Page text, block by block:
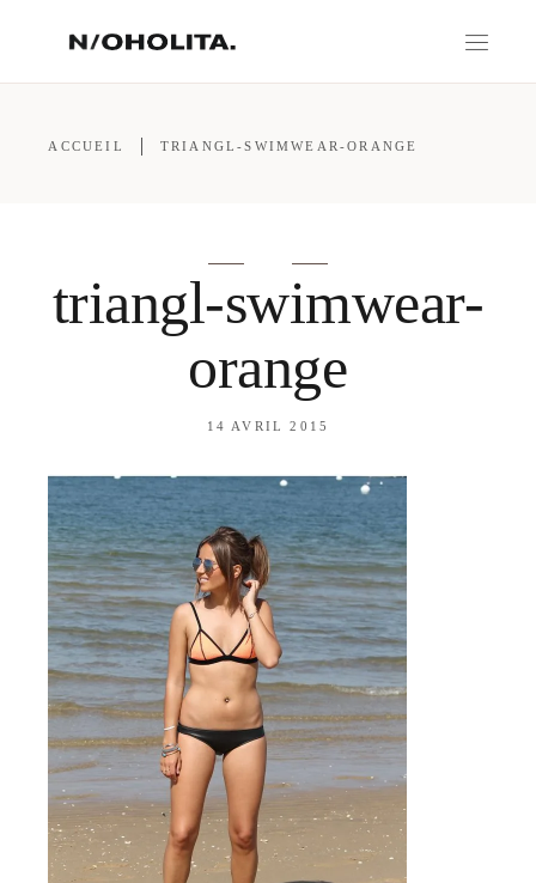
ACCUEIL TRIANGL-SWIMWEAR-ORANGE
triangl-swimwear-
orange
14 AVRIL 2015